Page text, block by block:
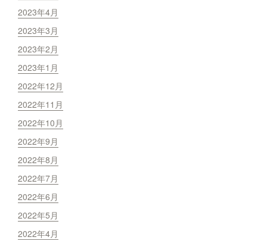
2023年4月
2023年3月
2023年2月
2023年1月
2022年12月
2022年11月
2022年10月
2022年9月
2022年8月
2022年7月
2022年6月
2022年5月
2022年4月